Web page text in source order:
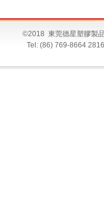
©2018 東莞德星塑膠製
Tel: (86) 769-8664